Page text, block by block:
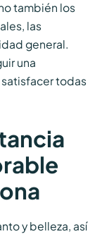
también los
las
general.
una
todas
y belleza, así